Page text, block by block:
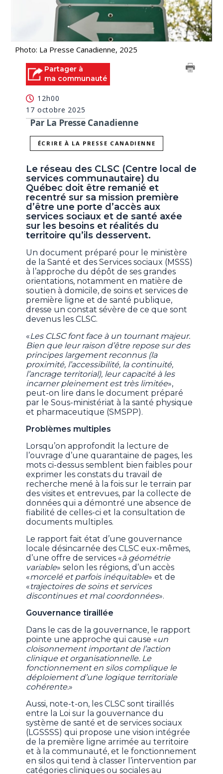
Photo: La Presse Canadienne, 2025
Partager à
ma communauté
12h00
17 octobre 2025
Par La Presse Canadienne
ÉCRIRE À LA PRESSE CANADIENNE
Le réseau des CLSC (Centre local de
services communautaire) du
Québec doit être remanié et
recentré sur sa mission première
d’être une porte d’accès aux
services sociaux et de santé axée
sur les besoins et réalités du
territoire qu’ils desservent.
Un document préparé pour le ministère
de la Santé et des Services sociaux (MSSS)
à l’approche du dépôt de ses grandes
orientations, notamment en matière de
soutien à domicile, de soins et services de
première ligne et de santé publique,
dresse un constat sévère de ce que sont
devenus les CLSC.
«Les CLSC font face à un tournant majeur.
Bien que leur raison d’être repose sur des
principes largement reconnus (la
proximité, l’accessibilité, la continuité,
l’ancrage territorial), leur capacité à les
incarner pleinement est très limitée»,
peut-on lire dans le document préparé
par le Sous-ministériat à la santé physique
et pharmaceutique (SMSPP).
Problèmes multiples
Lorsqu’on approfondit la lecture de
l’ouvrage d’une quarantaine de pages, les
mots ci-dessus semblent bien faibles pour
exprimer les constats du travail de
recherche mené à la fois sur le terrain par
des visites et entrevues, par la collecte de
données qui a démontré une absence de
fiabilité de celles-ci et la consultation de
documents multiples.
Le rapport fait état d’une gouvernance
locale désincarnée des CLSC eux-mêmes,
d’une offre de services «à géométrie
variable» selon les régions, d’un accès
«morcelé et parfois inéquitable» et de
«trajectoires de soins et services
discontinues et mal coordonnées».
Gouvernance tiraillée
Dans le cas de la gouvernance, le rapport
pointe une approche qui cause «un
cloisonnement important de l’action
clinique et organisationnelle. Le
fonctionnement en silos complique le
déploiement d’une logique territoriale
cohérente.»
Aussi, note-t-on, les CLSC sont tiraillés
entre la Loi sur la gouvernance du
système de santé et de services sociaux
(LGSSSS) qui propose une vision intégrée
de la première ligne arrimée au territoire
et à la communauté, et le fonctionnement
en silos qui tend à classer l’intervention par
catégories cliniques ou sociales au